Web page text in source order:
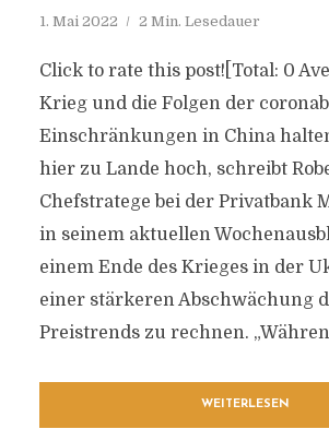
1. Mai 2022 2 Min. Lesedauer
Click to rate this post![Total: 0
Krieg und die Folgen der
Einschränkungen in China
hier zu Lande hoch, schreibt
Chefstratege bei der Privatbank
in seinem aktuellen
einem Ende des Krieges in der
einer stärkeren Abschwächung
Preistrends zu rechnen.
WEITERLESEN